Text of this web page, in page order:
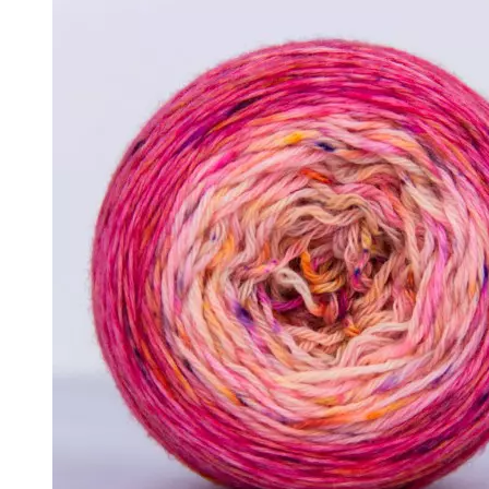
↘ Альпака
- Мериносовая шерсть+
↘ Bliss 350м/100г (экстрафайн)
↘ Mavka, 220м/100г
- Пряжа смешанных составов+
↘ Charisma, 10% кашемир 90%
↘ Kable Aquarelle, Merino Tencel Nylon,
↘ Like, 75% меринос эстрафайн, 25%
↘ Nice, 50% Шерсть 50% Акрил, 70м/
↘ Sock Tender, 80% меринос
↘ Sock, 75% Меринос 25% Нейлон,
- Хлопок
- Шелк+
↘ Cleo 50% шелк 50% меринос 600м/
↘ Бурет, 100% буретный шелк, 190м/
- Шерсть 100%
- Шерсть ягненка
Бобинная пряжа+
- Альпака
- Кашемир
- Мериносовая шерсть